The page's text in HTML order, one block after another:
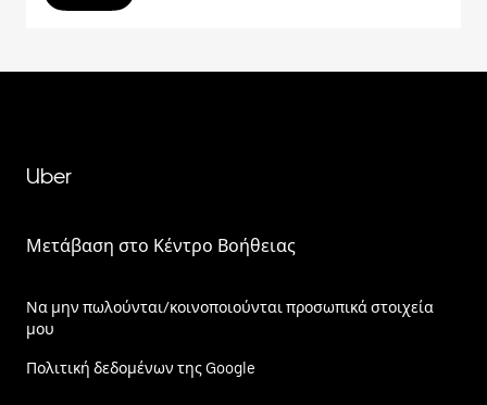
Uber
Μετάβαση στο Κέντρο Βοήθειας
Να μην πωλούνται/κοινοποιούνται προσωπικά στοιχεία
μου
Πολιτική δεδομένων της Google